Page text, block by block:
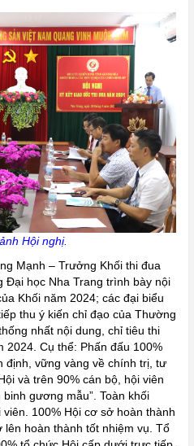
Hội nghị.
Mạnh – Trưởng Khối thi đua
Đại học Nha Trang trình bày nội
Khối năm 2024; các đại biểu
thu ý kiến chỉ đạo của Thường
nhất nội dung, chỉ tiêu thi
2024. Cụ thể: Phấn đấu 100%
định, vững vàng về chính trị, tư
và trên 90% cán bộ, hội viên
gương mẫu”. Toàn khối
100% Hội cơ sở hoàn thành
lên hoàn thành tốt nhiệm vụ. Tổ